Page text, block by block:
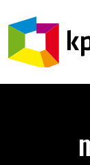
PRZEJDŹ DO